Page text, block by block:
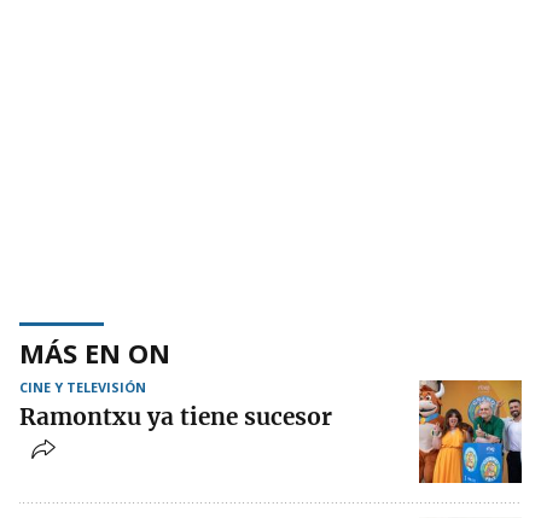
MÁS EN ON
CINE Y TELEVISIÓN
Ramontxu ya tiene sucesor